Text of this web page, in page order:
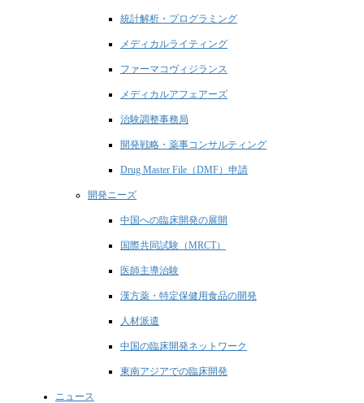
統計解析・プログラミング
メディカルライティング
ファーマコヴィジランス
メディカルアフェアーズ
治験調整事務局
開発戦略・薬事コンサルティング
Drug Master File（DMF）申請
開発ニーズ
中国への臨床開発の展開
国際共同試験（MRCT）
医師主導治験
漢方薬・特定保健用食品の開発
人材派遣
中国の臨床開発ネットワーク
東南アジアでの臨床開発
ニュース